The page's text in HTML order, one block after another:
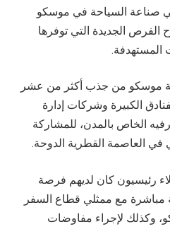
صناعة السياحة في موسكو
الجديدة التي توفرها
المستهدفة.
موسكو من جذب أكثر من عشر
الكبيرة وشركات إدارة
الخاص بالمدن، للمشاركة
في العاصمة القطرية الدوحة.
رئيسيون كان لديهم فرصة
مباشرة مع ممثلي قطاع السفر
وكذلك لإجراء مفاوضات